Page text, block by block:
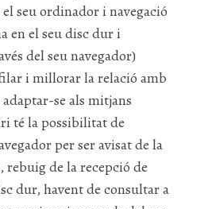
seu ordinador i navegació
en el seu disc dur i
del seu navegador)
i millorar la relació amb
se als mitjans
té la possibilitat de
per ser avisat de la
rebuig de la recepció de
dur, havent de consultar a